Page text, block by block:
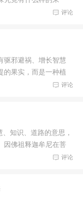
评论
驱邪避祸、增长智慧
的果实，而是一种植
评论
知识、道路的意思，
因佛祖释迦牟尼在菩
评论